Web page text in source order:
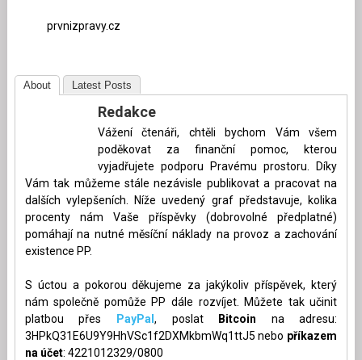
prvnizpravy.cz
About Latest Posts
Redakce
Vážení čtenáři, chtěli bychom Vám všem
poděkovat za finanční pomoc, kterou
vyjadřujete podporu Pravému prostoru. Díky
Vám tak můžeme stále nezávisle publikovat a pracovat na
dalších vylepšeních. Níže uvedený graf představuje, kolika
procenty nám Vaše příspěvky (dobrovolné předplatné)
pomáhají na nutné měsíční náklady na provoz a zachování
existence PP.
S úctou a pokorou děkujeme za jakýkoliv příspěvek, který
nám společně pomůže PP dále rozvíjet. Můžete tak učinit
platbou přes
PayPal , poslat Bitcoin na adresu:
3HPkQ31E6U9Y9HhVSc1f2DXMkbmWq1ttJ5 nebo příkazem
na účet: 4221012329/0800